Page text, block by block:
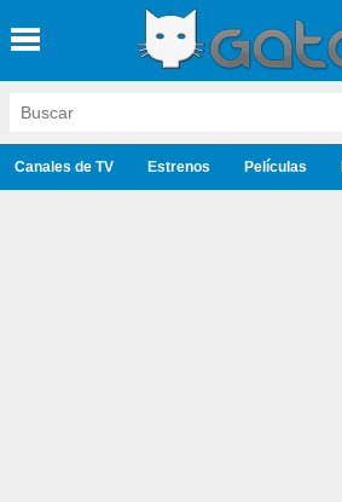
Canales de TV Estrenos Películas